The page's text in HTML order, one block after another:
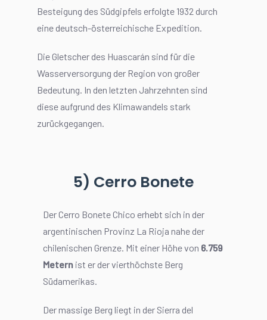
Besteigung des Südgipfels erfolgte 1932 durch
eine deutsch-österreichische Expedition.
Die Gletscher des Huascarán sind für die
Wasserversorgung der Region von großer
Bedeutung. In den letzten Jahrzehnten sind
diese aufgrund des Klimawandels stark
zurückgegangen.
5) Cerro Bonete
Der Cerro Bonete Chico erhebt sich in der
argentinischen Provinz La Rioja nahe der
chilenischen Grenze. Mit einer Höhe von 6.759
Metern ist er der vierthöchste Berg
Südamerikas.
Der massige Berg liegt in der Sierra del